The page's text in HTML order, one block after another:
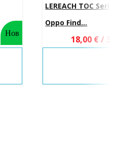
Нов
LEREACH TOC
Oppo Find...
18,00 € /